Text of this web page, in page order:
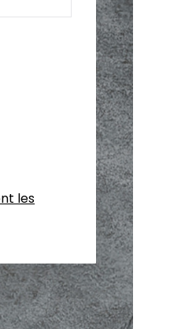
les